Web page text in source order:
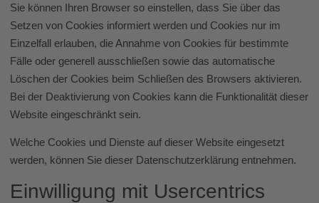
Sie können Ihren Browser so einstellen, dass Sie über das
Setzen von Cookies informiert werden und Cookies nur im
Einzelfall erlauben, die Annahme von Cookies für bestimmte
Fälle oder generell ausschließen sowie das automatische
Löschen der Cookies beim Schließen des Browsers aktivieren.
Bei der Deaktivierung von Cookies kann die Funktionalität dieser
Website eingeschränkt sein.
Welche Cookies und Dienste auf dieser Website eingesetzt
werden, können Sie dieser Datenschutzerklärung entnehmen.
Einwilligung mit Usercentrics